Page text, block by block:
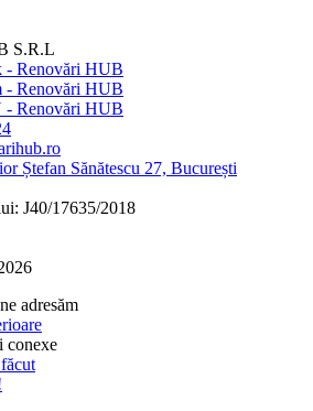
S.R.L
Ștefan Sănătescu 27, București
J40/17635/2018
adresăm
conexe